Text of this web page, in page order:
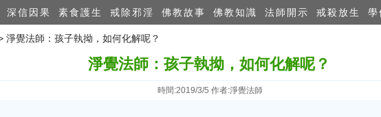
深信因果 素食護生 戒除邪淫 佛教故事 佛教知識 法師開示 戒殺放生 學
淨覺法師：孩子執拗，如何化解呢？
淨覺法師：孩子執拗，如何化解呢？
時間:2019/3/5 作者:淨覺法師